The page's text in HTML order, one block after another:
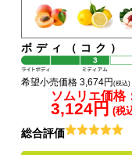
ボディ（コク）
希望小売価格 3,674円(税込)
ソムリエ価格
3,124円 (税
総合評価